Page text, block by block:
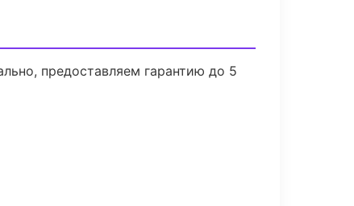
предоставляем гарантию до 5